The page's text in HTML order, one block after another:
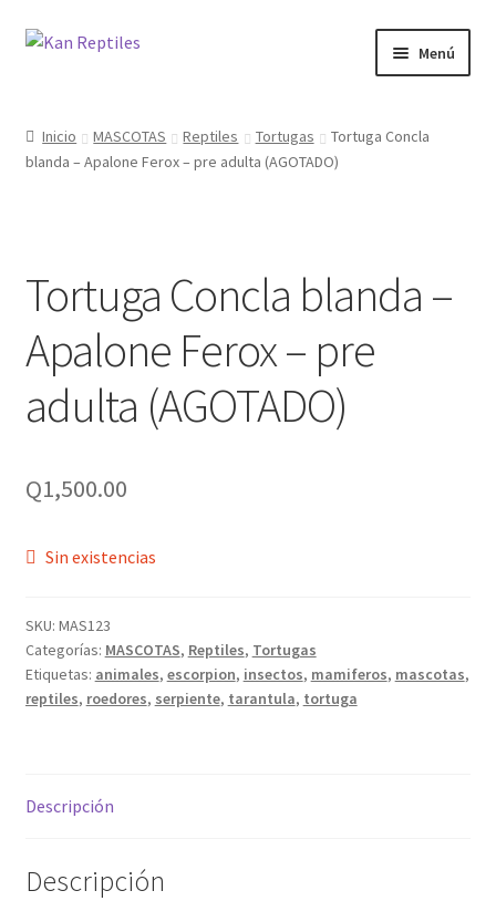
Ir
Ir
Menú
Tienda
Inicio MASCOTAS Reptiles Tortugas
Tortuga Concla
blanda – Apalone Ferox – pre adulta (AGOTADO)
Tortuga Concla blanda –
Apalone Ferox – pre
adulta (AGOTADO)
Q1,500.00
Sin existencias
SKU: MAS123
Categorías: MASCOTAS, Reptiles, Tortugas
Etiquetas: animales, escorpion, insectos, mamiferos, mascotas,
reptiles, roedores, serpiente, tarantula, tortuga
Descripción
Descripción